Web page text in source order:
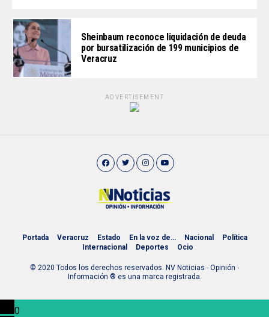
Sheinbaum reconoce liquidación de deuda
por bursatilización de 199 municipios de
Veracruz
ADVERTISEMENT
Portada Veracruz Estado En la voz de… Nacional
Política
Internacional
Deportes Ocio
© 2020 Todos los derechos reservados. NV Noticias - Opinión ∙
Información ® es una marca registrada.
0